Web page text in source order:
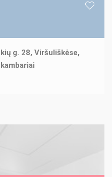
g. 28, Viršuliškėse,